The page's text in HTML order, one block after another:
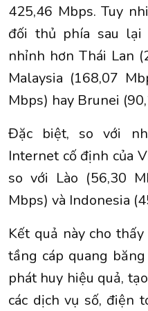
425,46 Mbps. Tuy
đối thủ phía sau
nhỉnh hơn Thái Lan
Malaysia (168,07
Mbps) hay Brunei
Đặc biệt, so với
Internet cố định của
so với Lào (56,30
Mbps) và Indonesia
Kết quả này cho
tầng cáp quang
phát huy hiệu quả,
các dịch vụ số, điện